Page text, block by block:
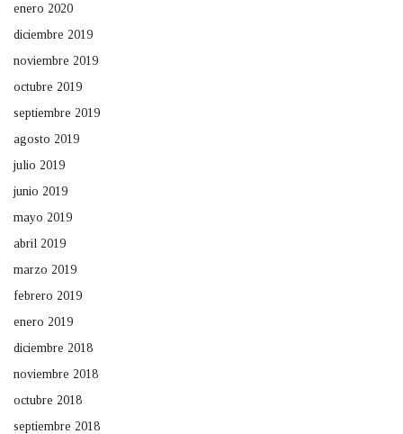
enero 2020
diciembre 2019
noviembre 2019
octubre 2019
septiembre 2019
agosto 2019
julio 2019
junio 2019
mayo 2019
abril 2019
marzo 2019
febrero 2019
enero 2019
diciembre 2018
noviembre 2018
octubre 2018
septiembre 2018